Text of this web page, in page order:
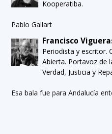
Kooperatiba.
Pablo Gallart
Francisco
Periodista y escritor.
Abierta. Portavoz de
Verdad, Justicia y
Esa bala fue para Andalucía